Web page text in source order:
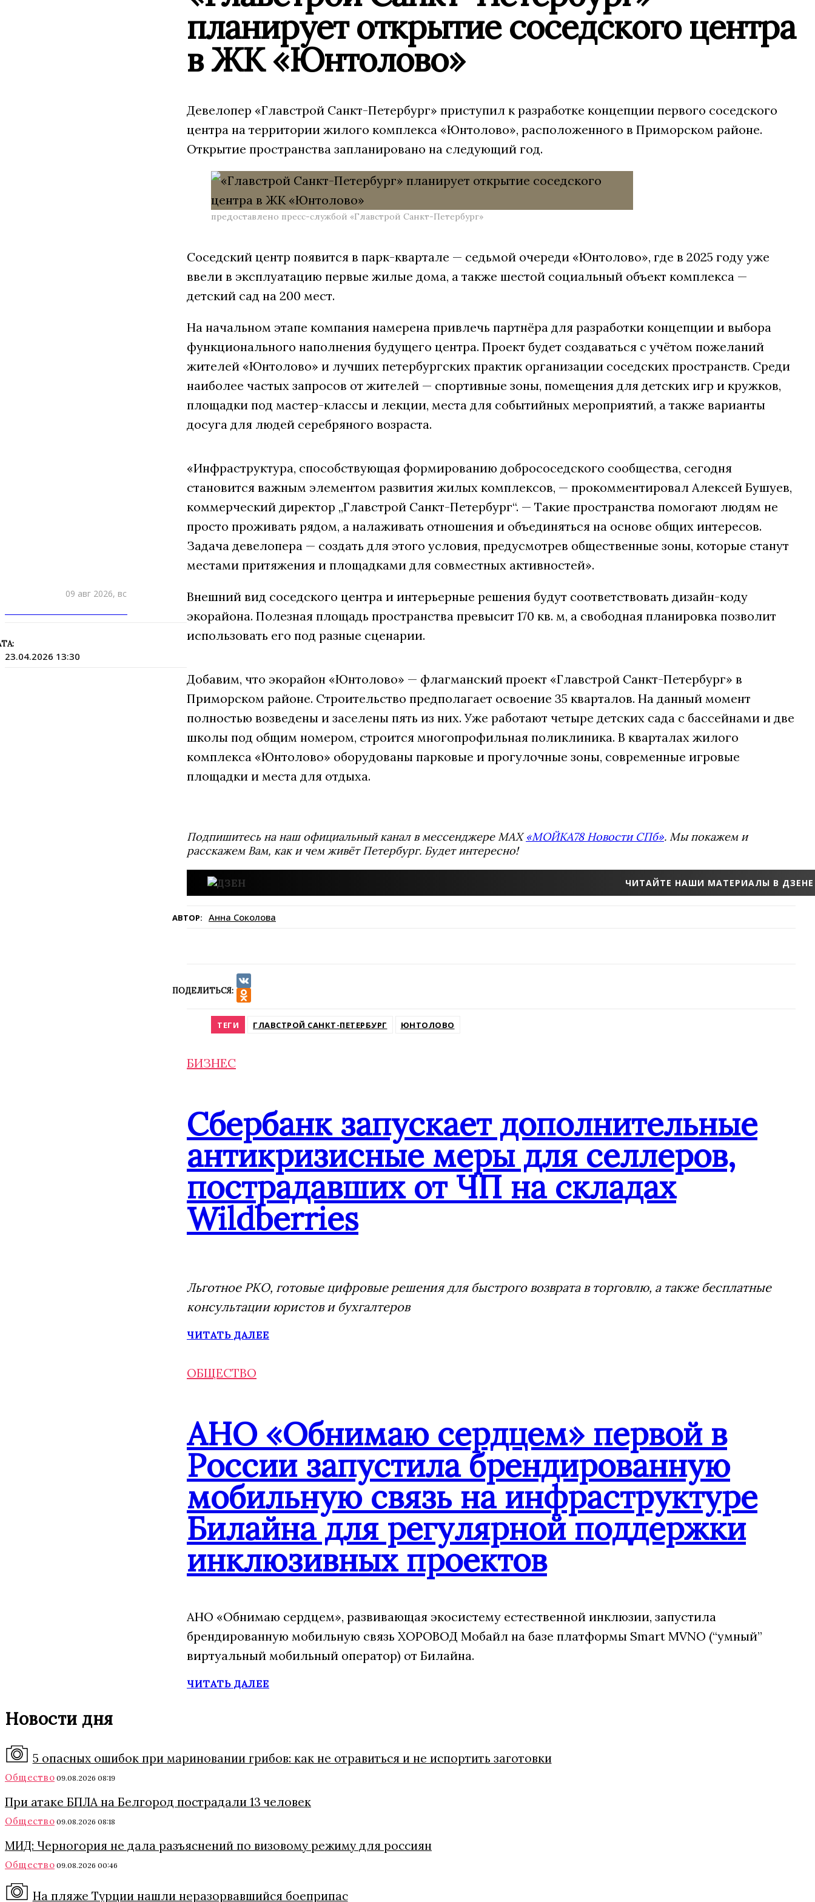
09 авг 2026, вс
23.04.2026 13:30
планирует открытие соседского центра
в ЖК «Юнтолово»
Девелопер «Главстрой Санкт-Петербург» приступил к разработке концепции первого соседского
центра на территории жилого комплекса «Юнтолово», расположенного в Приморском районе.
Открытие пространства запланировано на следующий год.
предоставлено пресс-службой «Главстрой Санкт-Петербург»
Соседский центр появится в парк-квартале — седьмой очереди «Юнтолово», где в 2025 году уже
ввели в эксплуатацию первые жилые дома, а также шестой социальный объект комплекса —
детский сад на 200 мест.
На начальном этапе компания намерена привлечь партнёра для разработки концепции и выбора
функционального наполнения будущего центра. Проект будет создаваться с учётом пожеланий
жителей «Юнтолово» и лучших петербургских практик организации соседских пространств. Среди
наиболее частых запросов от жителей — спортивные зоны, помещения для детских игр и кружков,
площадки под мастер-классы и лекции, места для событийных мероприятий, а также варианты
досуга для людей серебряного возраста.
«Инфраструктура, способствующая формированию добрососедского сообщества, сегодня
становится важным элементом развития жилых комплексов, — прокомментировал Алексей Бушуев,
коммерческий директор „Главстрой Санкт-Петербург“. — Такие пространства помогают людям не
просто проживать рядом, а налаживать отношения и объединяться на основе общих интересов.
Задача девелопера — создать для этого условия, предусмотрев общественные зоны, которые станут
местами притяжения и площадками для совместных активностей».
Внешний вид соседского центра и интерьерные решения будут соответствовать дизайн-коду
экорайона. Полезная площадь пространства превысит 170 кв. м, а свободная планировка позволит
использовать его под разные сценарии.
Добавим, что экорайон «Юнтолово» — флагманский проект «Главстрой Санкт-Петербург» в
Приморском районе. Строительство предполагает освоение 35 кварталов. На данный момент
полностью возведены и заселены пять из них. Уже работают четыре детских сада с бассейнами и две
школы под общим номером, строится многопрофильная поликлиника. В кварталах жилого
комплекса «Юнтолово» оборудованы парковые и прогулочные зоны, современные игровые
площадки и места для отдыха.
Подпишитесь на наш официальный канал в мессенджере MAX«МОЙКА78 Новости СПб». Мы покажем и
расскажем Вам, как и чем живёт Петербург. Будет интересно!
ЧИТАЙТЕ НАШИ МАТЕРИАЛЫ В ДЗЕНЕ
АВТОР: Анна Соколова
ПОДЕЛИТЬСЯ:
VK
ТЕГИ ГЛАВСТРОЙ САНКТ-ПЕТЕРБУРГ ЮНТОЛОВО
БИЗНЕС
Сбербанк запускает дополнительные
антикризисные меры для селлеров,
пострадавших от ЧП на складах
Wildberries
Льготное РКО, готовые цифровые решения для быстрого возврата в торговлю, а также бесплатные
консультации юристов и бухгалтеров
ЧИТАТЬ ДАЛЕЕ
ОБЩЕСТВО
АНО «Обнимаю сердцем» первой в
России запустила брендированную
мобильную связь на инфраструктуре
Билайна для регулярной поддержки
инклюзивных проектов
АНО «Обнимаю сердцем», развивающая экосистему естественной инклюзии, запустила
брендированную мобильную связь ХОРОВОД Мобайл на базе платформы Smart MVNO (“умный”
виртуальный мобильный оператор) от Билайна.
ЧИТАТЬ ДАЛЕЕ
Новости дня
5 опасных ошибок при мариновании грибов: как не отравиться и не испортить заготовки
Общество 09.08.2026 08:19
При атаке БПЛА на Белгород пострадали 13 человек
Общество 09.08.2026 08:18
МИД: Черногория не дала разъяснений по визовому режиму для россиян
Общество 09.08.2026 00:46
На пляже Турции нашли неразорвавшийся боеприпас